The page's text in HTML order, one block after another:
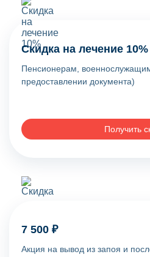
Скидка на лечение 10%
Пенсионерам,
предоставлении документа)
Получить
7 500 ₽
Акция на вывод из запоя и